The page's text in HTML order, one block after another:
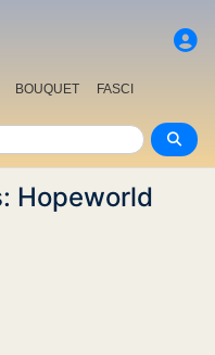
BOUQUET
FASCI
Hopeworld